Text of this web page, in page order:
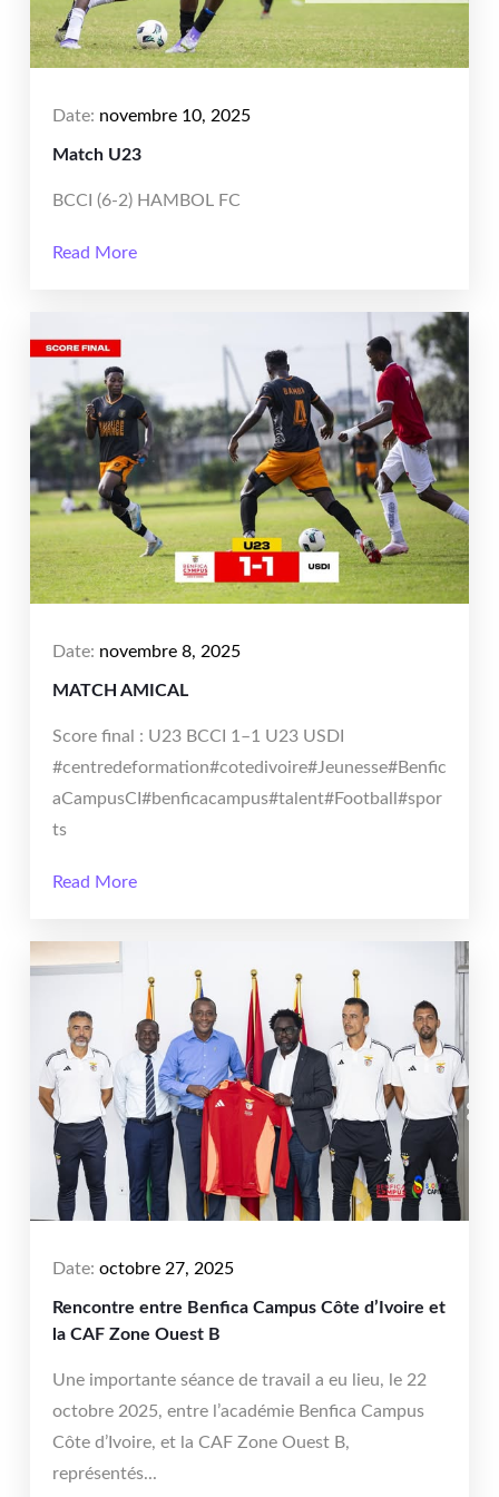
Date: novembre 10, 2025
Match U23
BCCI (6-2) HAMBOL FC
Read More
Date: novembre 8, 2025
MATCH AMICAL
Score final : U23 BCCI 1–1 U23 USDI
#centredeformation#cotedivoire#Jeunesse#Benfic
aCampusCI#benficacampus#talent#Football#spor
ts
Read More
Date: octobre 27, 2025
Rencontre entre Benfica Campus Côte d’Ivoire et
la CAF Zone Ouest B
Une importante séance de travail a eu lieu, le 22
octobre 2025, entre l’académie Benfica Campus
Côte d’Ivoire, et la CAF Zone Ouest B,
représentés...